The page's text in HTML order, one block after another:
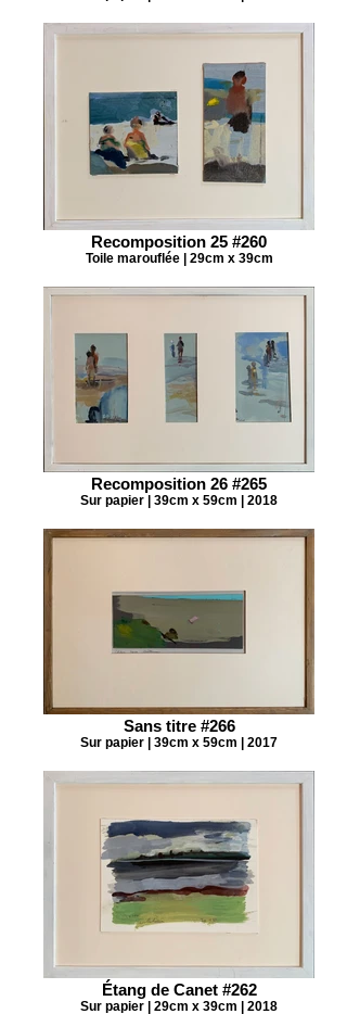
Recomposition 25 #260
Toile marouflée | 29cm x 39cm
Recomposition 26 #265
Sur papier | 39cm x 59cm | 2018
Sans titre #266
Sur papier | 39cm x 59cm | 2017
Étang de Canet #262
Sur papier | 29cm x 39cm | 2018